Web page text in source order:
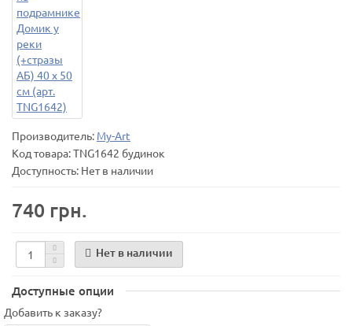
Производитель: My-Art
Код товара:TNG1642 будинок
Доступность: Нет в наличии
740 грн.
Нет в наличии
Доступные опции
Добавить к заказу?